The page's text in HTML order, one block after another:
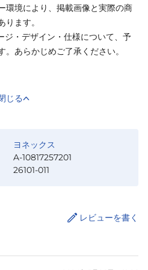
環境により、掲載画像と実際の商
ます。
・デザイン・仕様について、予
あらかじめご了承ください。
じる
ヨネックス
A-10817257201
26101-011
レビューを書く